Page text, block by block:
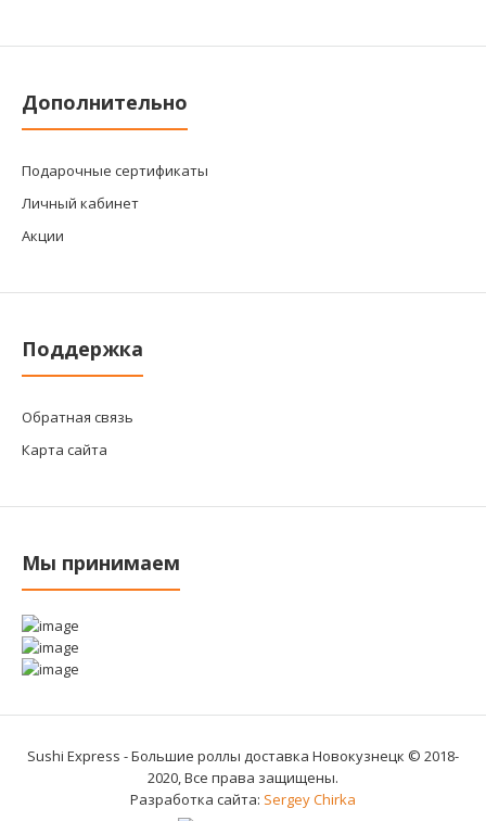
Дополнительно
Подарочные сертификаты
Личный кабинет
Акции
Поддержка
Обратная связь
Карта сайта
Мы принимаем
Sushi Express - Большие роллы доставка Новокузнецк © 2018-
2020, Все права защищены.
Разработка сайта: Sergey Chirka